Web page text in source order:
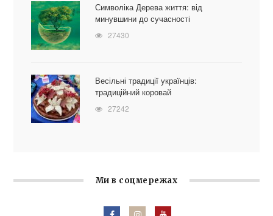
Символіка Дерева життя: від
минувшини до сучасності
27430
Весільні традиції українців:
традиційний коровай
27242
Ми в соцмережах